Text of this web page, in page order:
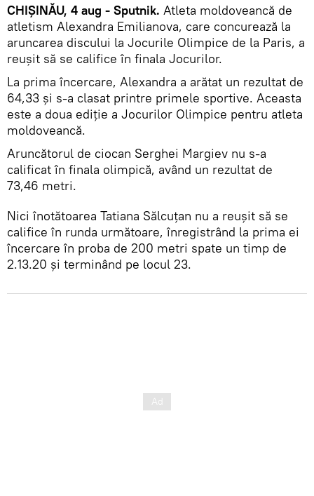
CHIȘINĂU, 4 aug - Sputnik. Atleta moldoveancă de
atletism Alexandra Emilianova, care concurează la
aruncarea discului la Jocurile Olimpice de la Paris, a
reușit să se califice în finala Jocurilor.
La prima încercare, Alexandra a arătat un rezultat de
64,33 și s-a clasat printre primele sportive. Aceasta
este a doua ediție a Jocurilor Olimpice pentru atleta
moldoveancă.
Aruncătorul de ciocan Serghei Margiev nu s-a
calificat în finala olimpică, având un rezultat de
73,46 metri.
Nici înotătoarea Tatiana Sălcuțan nu a reușit să se
califice în runda următoare, înregistrând la prima ei
încercare în proba de 200 metri spate un timp de
2.13.20 și terminând pe locul 23.